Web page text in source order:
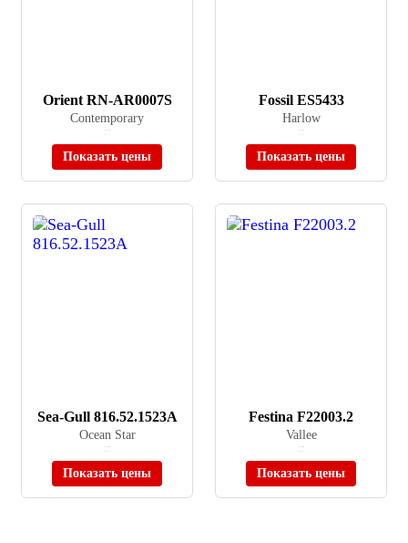
Orient RN-AR0007S
Contemporary
Показать цены
Fossil ES5433
Harlow
Показать цены
Sea-Gull 816.52.1523A
Ocean Star
Показать цены
Festina F22003.2
Vallee
Показать цены